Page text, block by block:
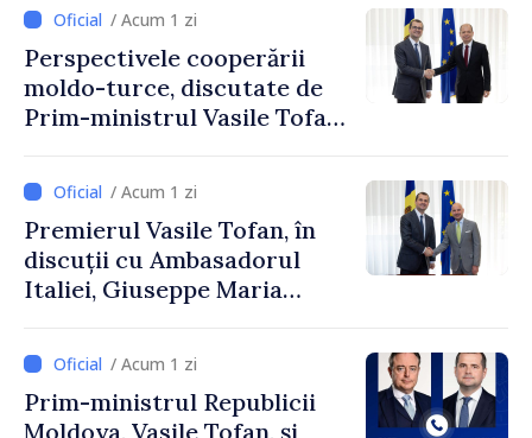
/ Acum 1 zi
Perspectivele cooperării
moldo-turce, discutate de
Prim-ministrul Vasile Tofan
Uygar Mustafa Sertel
/ Acum 1 zi
Premierul Vasile Tofan, în
discuții cu Ambasadorul
Italiei, Giuseppe Maria
/ Acum 1 zi
Prim-ministrul Republicii
Moldova, Vasile Tofan, și